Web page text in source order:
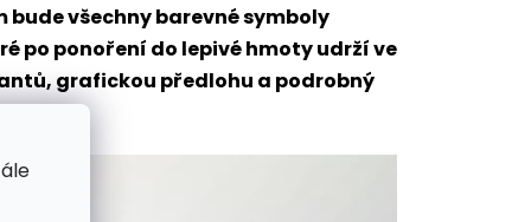
všechny barevné symboly
po ponoření do lepivé hmoty udrží ve
grafickou předlohu a podrobný